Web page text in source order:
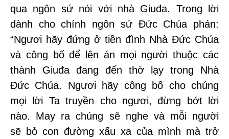
qua ngôn sứ nói với nhà Giuđa. Trong lời
dành cho chính ngôn sứ Đức Chúa phán:
“Ngươi hãy đứng ở tiền đình Nhà Đức Chúa
và công bố để lên án mọi người thuộc các
thành Giuđa đang đến thờ lạy trong Nhà
Đức Chúa. Ngươi hãy công bố cho chúng
mọi lời Ta truyền cho ngươi, đừng bớt lời
nào. May ra chúng sẽ nghe và mỗi người
sẽ bỏ con đường xấu xa của mình mà trở